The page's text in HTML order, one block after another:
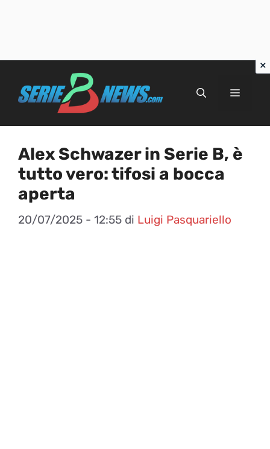
Menu
Alex Schwazer in Serie B, è
tutto vero: tifosi a bocca
aperta
20/07/2025 - 12:55 di Luigi Pasquariello